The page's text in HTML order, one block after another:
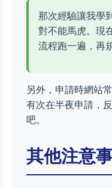
那次經驗讓我學
對不能馬虎。現
流程跑一遍，再
另外，申請時網站
有次在半夜申請，
吧。
其他注意